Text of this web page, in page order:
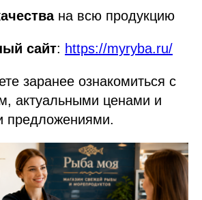
на всю продукцию
сайт: https://myryba.ru/
заранее ознакомиться с
актуальными ценами и
предложениями.